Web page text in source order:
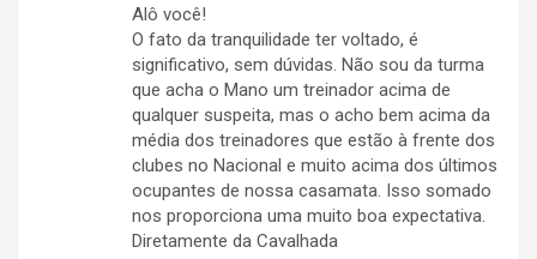
Alô você!
O fato da tranquilidade ter voltado, é
significativo, sem dúvidas. Não sou da turma
que acha o Mano um treinador acima de
qualquer suspeita, mas o acho bem acima da
média dos treinadores que estão à frente dos
clubes no Nacional e muito acima dos últimos
ocupantes de nossa casamata. Isso somado
nos proporciona uma muito boa expectativa.
Diretamente da Cavalhada